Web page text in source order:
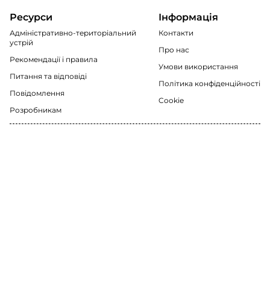
Ресурси
Адміністративно-територіальний
устрій
Рекомендації i правила
Питання та відповіді
Повідомлення
Розробникам
Інформація
Контакти
Про нас
Умови використання
Політика конфіденційності
Cookie